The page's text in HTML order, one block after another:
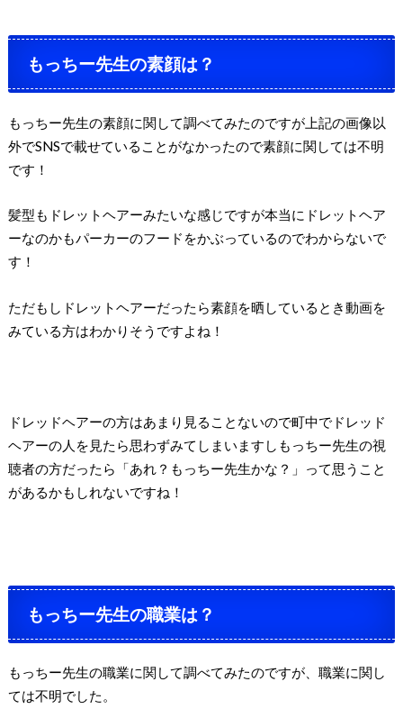
もっちー先生の素顔は？
もっちー先生の素顔に関して調べてみたのですが上記の画像以
外でSNSで載せていることがなかったので素顔に関しては不明
です！
髪型もドレットヘアーみたいな感じですが本当にドレットヘア
ーなのかもパーカーのフードをかぶっているのでわからないで
す！
ただもしドレットヘアーだったら素顔を晒しているとき動画を
みている方はわかりそうですよね！
ドレッドヘアーの方はあまり見ることないので町中でドレッド
ヘアーの人を見たら思わずみてしまいますしもっちー先生の視
聴者の方だったら「あれ？もっちー先生かな？」って思うこと
があるかもしれないですね！
もっちー先生の職業は？
もっちー先生の職業に関して調べてみたのですが、職業に関し
ては不明でした。